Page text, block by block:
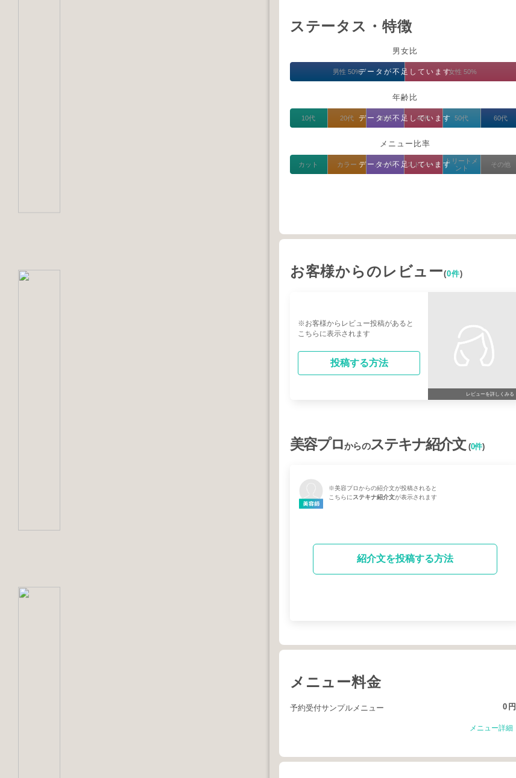
ステータス・特徴
男女比
データが不足しています
男性 50% 女性 50%
年齢比
データが不足しています
10代 20代 30代 40代 50代 60代
メニュー比率
データが不足しています
カット カラー パーマ ストレート
トリートメ
ント
その他
お客様からのレビュー(0件)
※お客様からレビュー投稿があると
こちらに表示されます
投稿する方法
レビューを詳しくみる
美容プロからのステキナ紹介文(0件)
※美容プロからの紹介文が投稿されると
こちらにステキナ紹介文が表示されます
紹介文を投稿する方法
メニュー料金
予約受付サンプルメニュー 0 円
メニュー詳細